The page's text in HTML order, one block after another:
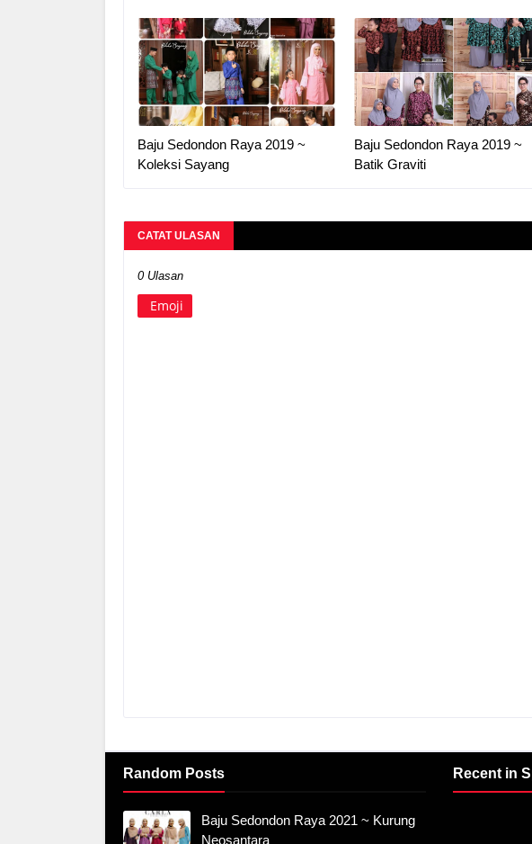
Baju Sedondon Raya 2019 ~
Koleksi Sayang
Baju Sedondon Raya 2019 ~
Batik Graviti
CATAT ULASAN
0 Ulasan
Emoji
Random Posts
Baju Sedondon Raya 2021 ~ Kurung
Neosantara
Recent in